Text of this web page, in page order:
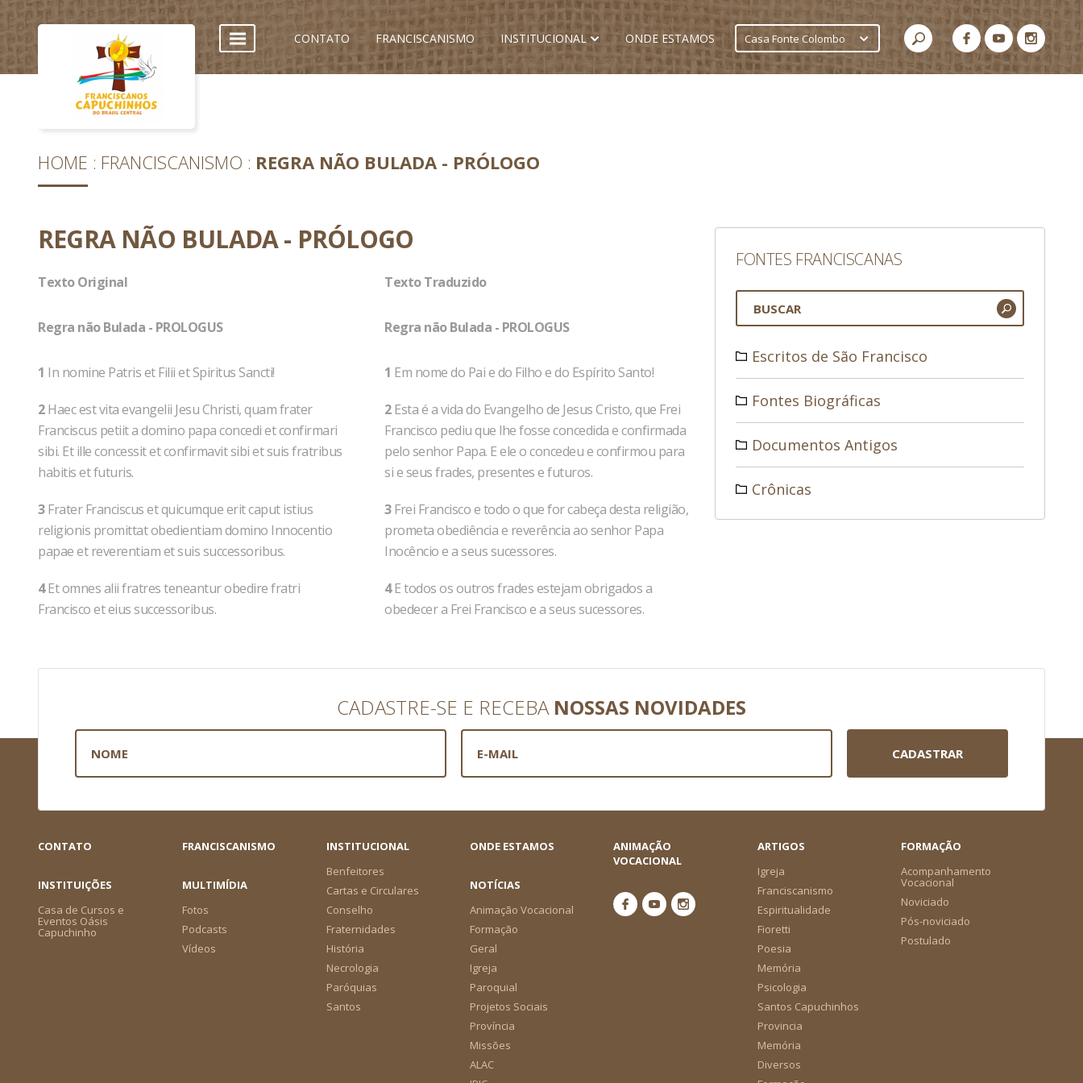
CONTATO FRANCISCANISMO INSTITUCIONAL ONDE ESTAMOS Casa Fonte Colombo
HOME FRANCISCANISMO REGRA NÃO BULADA - PRÓLOGO
REGRA NÃO BULADA - PRÓLOGO
Texto Original
Regra não Bulada - PROLOGUS
1 In nomine Patris et Filii et Spiritus Sancti!
2Haec est vita evangelii Jesu Christi, quam frater
Franciscus petiit a domino papa concedi et confirmari
sibi. Et ille concessit et confirmavit sibi et suis fratribus
habitis et futuris.
3Frater Franciscus et quicumque erit caput istius
religionis promittat obedientiam domino Innocentio
papae et reverentiam et suis successoribus.
4Et omnes alii fratres teneantur obedire fratri
Francisco et eius successoribus.
Texto Traduzido
Regra não Bulada - PROLOGUS
1 Em nome do Pai e do Filho e do Espírito Santo!
2Esta é a vida do Evangelho de Jesus Cristo, que Frei
Francisco pediu que lhe fosse concedida e confirmada
pelo senhor Papa. E ele o concedeu e confirmou para
si e seus frades, presentes e futuros.
3Frei Francisco e todo o que for cabeça desta religião,
prometa obediência e reverência ao senhor Papa
Inocêncio e a seus sucessores.
4E todos os outros frades estejam obrigados a
obedecer a Frei Francisco e a seus sucessores.
FONTES FRANCISCANAS
Escritos de São Francisco
Fontes Biográficas
Documentos Antigos
Crônicas
CADASTRE-SE E RECEBA NOSSAS NOVIDADES
CADASTRAR
CONTATO FRANCISCANISMO
INSTITUCIONAL
Benfeitores
Cartas e Circulares
Conselho
Fraternidades
História
Necrologia
Paróquias
Santos
ONDE ESTAMOS
ANIMAÇÃO
VOCACIONAL
ARTIGOS
Igreja
Franciscanismo
Espiritualidade
Fioretti
Poesia
Memória
Psicologia
Santos Capuchinhos
Provincia
Memória
Diversos
FORMAÇÃO
Acompanhamento
Vocacional
Noviciado
Pós-noviciado
Postulado
INSTITUIÇÕES
Casa de Cursos e
Eventos Oásis
Capuchinho
MULTIMÍDIA
Fotos
Podcasts
Vídeos
NOTÍCIAS
Animação Vocacional
Formação
Geral
Igreja
Paroquial
Projetos Sociais
Província
Missões
ALAC